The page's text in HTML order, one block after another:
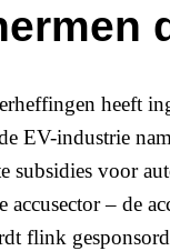
heeft
EV-industrie
subsidies voor
– de
flink